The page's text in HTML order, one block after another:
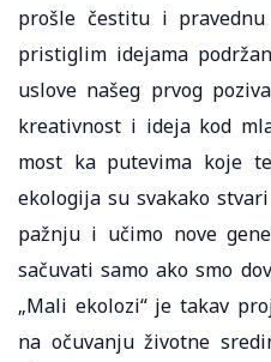
prošle čestitu i
pristiglim idejama
uslove našeg prvog
kreativnost i ideja kod
most ka putevima koje
ekologija su svakako
pažnju i učimo nove
sačuvati samo ako smo
„Mali ekolozi“ je takav
na očuvanju životne